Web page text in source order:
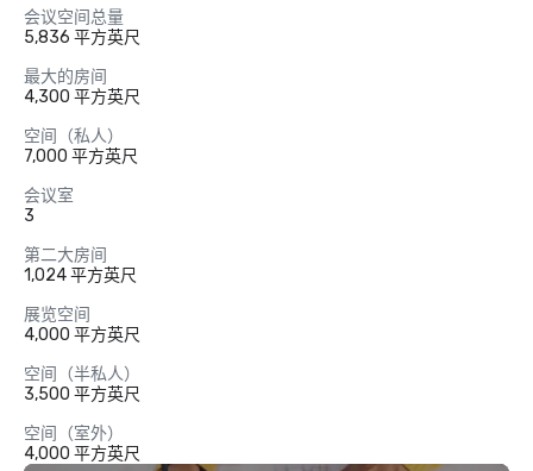
会议空间总量
5,836 平方英尺
最大的房间
4,300 平方英尺
空间（私人）
7,000 平方英尺
会议室
3
第二大房间
1,024 平方英尺
展览空间
4,000 平方英尺
空间（半私人）
3,500 平方英尺
空间（室外）
4,000 平方英尺